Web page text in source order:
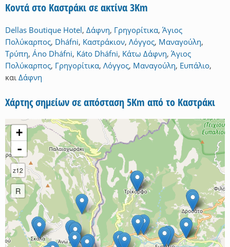
Κοντά στο Καστράκι σε ακτίνα 3Km
Dellas Boutique Hotel, Δάφνη, Γρηγορίτικα, Άγιος
Πολύκαρπος, Dháfni, Καστράκιον, Λόγγος, Μαναγούλη,
Τρύπη, Áno Dháfni, Káto Dháfni, Κάτω Δάφνη, Άγιος
Πολύκαρπος, Γρηγορίτικα, Λόγγος, Μαναγούλη, Ευπάλιο,
και Δάφνη
Χάρτης σημείων σε απόσταση 5Km από το Καστράκι
+
-
z12
R